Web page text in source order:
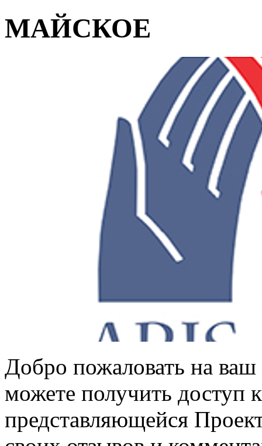
МАЙСКОЕ
Добро пожаловать на
можете получить доступ
представляющейся